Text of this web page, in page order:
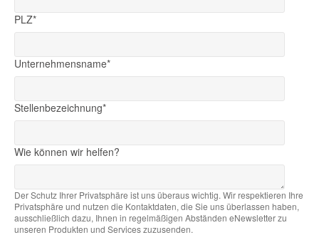
PLZ*
Unternehmensname*
Stellenbezeichnung*
Wie können wir helfen?
Der Schutz Ihrer Privatsphäre ist uns überaus wichtig. Wir respektieren Ihre
Privatsphäre und nutzen die Kontaktdaten, die Sie uns überlassen haben,
ausschließlich dazu, Ihnen in regelmäßigen Abständen eNewsletter zu
unseren Produkten und Services zuzusenden.